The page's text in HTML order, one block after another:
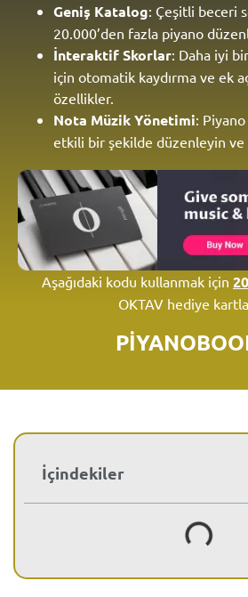
Geniş Katalog: Çeşitli beceri
20.000’den fazla piyano
İnteraktif Skorlar: Daha iyi
için otomatik kaydırma ve ek
özellikler.
Nota Müzik Yönetimi: Piyano
etkili bir şekilde düzenleyin ve
Aşağıdaki kodu kullanmak için
OKTAV hediye
İçindekiler